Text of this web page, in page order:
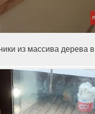
из массива дерева